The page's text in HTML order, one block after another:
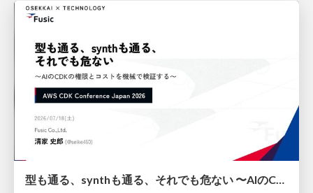
型も通る、synthも通る、それでも危ない 〜AIのCDKの権限とコストを機械で検証する〜 / It Passes Type Checks, It Passes Synth Checks, but It’s Still Risky — Automatically Verifying Permissions and Costs in AI’s CDK —